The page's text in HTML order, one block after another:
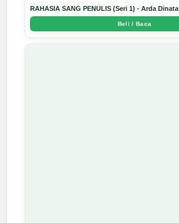
RAHASIA SANG PENULIS (Seri 1) - Arda Dinata
Beli / Baca